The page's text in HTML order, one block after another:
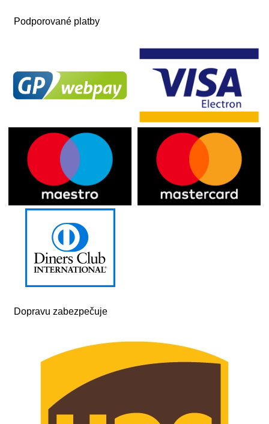
Podporované platby
Dopravu zabezpečuje